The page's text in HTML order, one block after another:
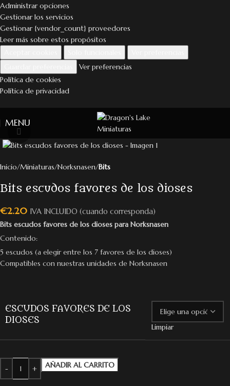
Administrar opciones
Gestionar los servicios
Gestionar {vendor_count} proveedores
Leer más sobre estos propósitos
Ver preferencias
Política de cookies
Política de privacidad
MENU
Inicio Miniaturas Norksnasen Bits
Bits escudos favores de los dioses
€2.20 IVA INCLUIDO (cuando corresponda)
Bits escudos favores de los dioses para Norksnasen
Contenido:
5 escudos (a elegir entre los 7 favores de los dioses)
Compatibles con nuestras unidades de Norksnasen
ESCUDOS FAVORES DE LOS
DIOSES
Limpiar
AÑADIR AL CARRITO